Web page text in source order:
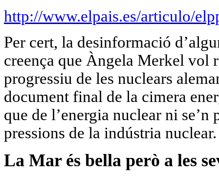
http://www.elpais.es/articulo/
Per cert, la desinformació
creença que Àngela Merkel vol
progressiu de les nuclears
document final de la cimera
que de l’energia nuclear ni
pressions de la indústria nuclear.
La Mar és bella però a les